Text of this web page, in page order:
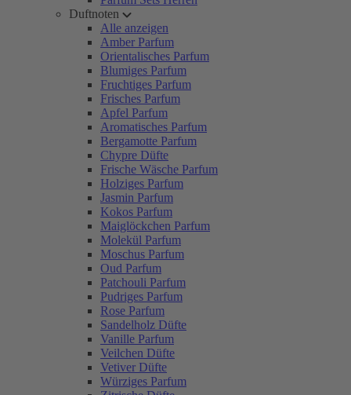
Duftnoten
Alle anzeigen
Amber Parfum
Orientalisches Parfum
Blumiges Parfum
Fruchtiges Parfum
Frisches Parfum
Apfel Parfum
Aromatisches Parfum
Bergamotte Parfum
Chypre Düfte
Frische Wäsche Parfum
Holziges Parfum
Jasmin Parfum
Kokos Parfum
Maiglöckchen Parfum
Molekül Parfum
Moschus Parfum
Oud Parfum
Patchouli Parfum
Pudriges Parfum
Rose Parfum
Sandelholz Düfte
Vanille Parfum
Veilchen Düfte
Vetiver Düfte
Würziges Parfum